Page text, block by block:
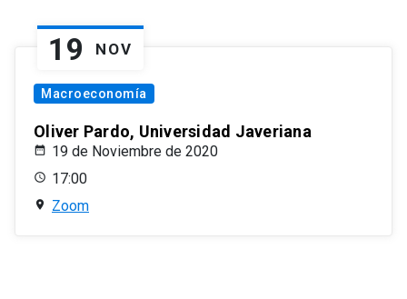
19 NOV
Macroeconomía
Oliver Pardo, Universidad Javeriana
19 de Noviembre de 2020
17:00
Zoom